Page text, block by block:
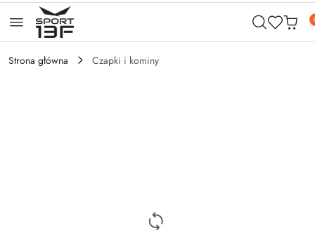
Strona główna Czapki i kominy